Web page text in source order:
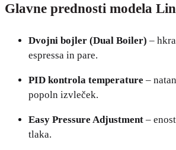
Glavne prednosti modela
Dvojni bojler (Dual Boiler) –
espressa in pare.
PID kontrola temperature –
popoln izvleček.
Easy Pressure Adjustment –
tlaka.